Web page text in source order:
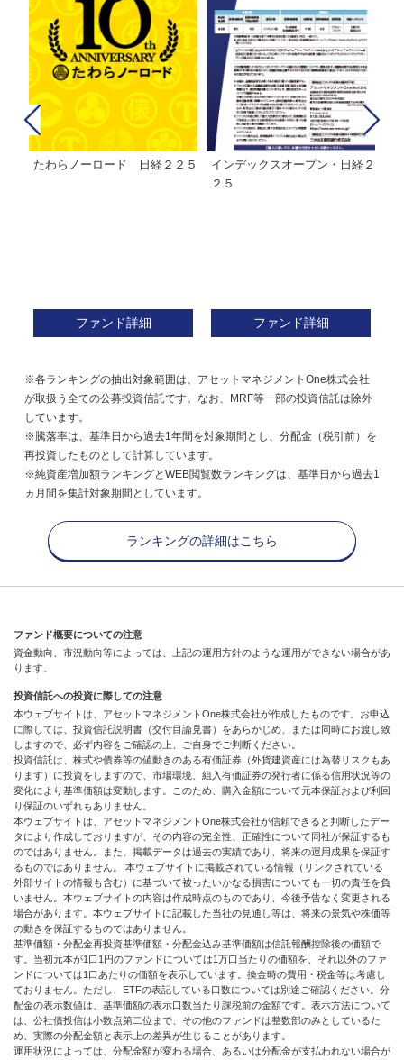
たわらノーロード 日経２２５
ファンド詳細
インデックスオープン・日経２
２５
ファンド詳細
※各ランキングの抽出対象範囲は、アセットマネジメントOne株式会社
が取扱う全ての公募投資信託です。なお、MRF等一部の投資信託は除外
しています。
※騰落率は、基準日から過去1年間を対象期間とし、分配金（税引前）を
再投資したものとして計算しています。
※純資産増加額ランキングとWEB閲覧数ランキングは、基準日から過去1
ヵ月間を集計対象期間としています。
ランキングの詳細はこちら
ファンド概要についての注意
資金動向、市況動向等によっては、上記の運用方針のような運用ができない場合があ
ります。
投資信託への投資に際しての注意
本ウェブサイトは、アセットマネジメントOne株式会社が作成したものです。お申込
に際しては、投資信託説明書（交付目論見書）をあらかじめ、または同時にお渡し致
しますので、必ず内容をご確認の上、ご自身でご判断ください。
投資信託は、株式や債券等の値動きのある有価証券（外貨建資産には為替リスクもあ
ります）に投資をしますので、市場環境、組入有価証券の発行者に係る信用状況等の
変化により基準価額は変動します。このため、購入金額について元本保証および利回
り保証のいずれもありません。
本ウェブサイトは、アセットマネジメントOne株式会社が信頼できると判断したデー
タにより作成しておりますが、その内容の完全性、正確性について同社が保証するも
のではありません。また、掲載データは過去の実績であり、将来の運用成果を保証す
るものではありません。 本ウェブサイトに掲載されている情報（リンクされている
外部サイトの情報も含む）に基づいて被ったいかなる損害についても一切の責任を負
いません。本ウェブサイトの内容は作成時点のものであり、今後予告なく変更される
場合があります。本ウェブサイトに記載した当社の見通し等は、将来の景気や株価等
の動きを保証するものではありません。
基準価額・分配金再投資基準価額・分配金込み基準価額は信託報酬控除後の価額で
す。当初元本が1口1円のファンドについては1万口当たりの価額を、それ以外のファ
ンドについては1口あたりの価額を表示しています。換金時の費用・税金等は考慮し
ておりません。ただし、ETFの表記している口数については別途ご確認ください。分
配金の表示数値は、基準価額の表示口数当たり課税前の金額です。表示方法について
は、公社債投信は小数点第二位まで、その他のファンドは整数部のみとしているた
め、実際の分配金額と表示上の差異が生じることがあります。
運用状況によっては、分配金額が変わる場合、あるいは分配金が支払われない場合が